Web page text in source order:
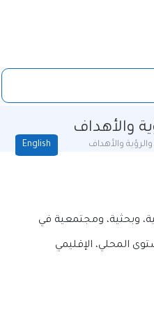
English
والأهداف
والأهداف
وبحثية، ومجتمعية في
المحلي، الإقليمي